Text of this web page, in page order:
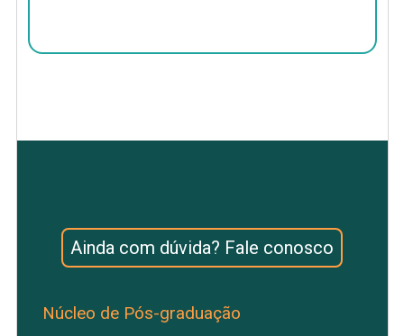
Ainda com dúvida? Fale conosco
Núcleo de Pós-graduação